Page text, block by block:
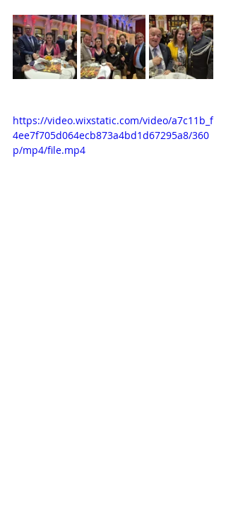
https://video.wixstatic.com/video/a7c11b_f
4ee7f705d064ecb873a4bd1d67295a8/360
p/mp4/file.mp4